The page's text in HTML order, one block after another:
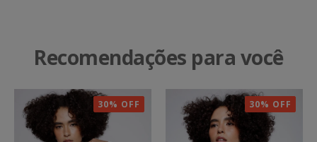
Recomendações para você
30% OFF 30% OFF